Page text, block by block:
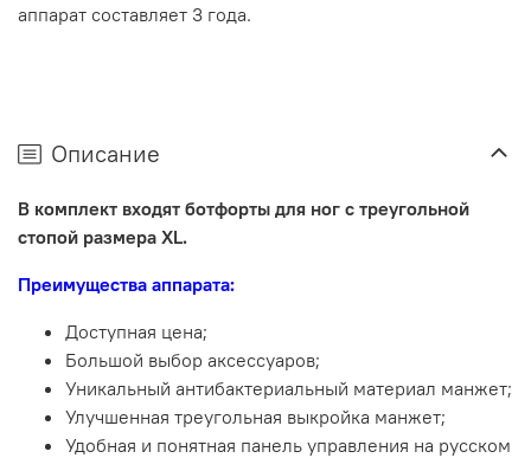
аппарат составляет 3 года.
Описание
В комплект входят ботфорты для ног с треугольной
стопой размера XL.
Преимущества аппарата:
Доступная цена;
Большой выбор аксессуаров;
Уникальный антибактериальный материал манжет;
Улучшенная треугольная выкройка манжет;
Удобная и понятная панель управления на русском